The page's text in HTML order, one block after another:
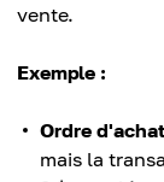
vente.
Exemple :
Ordre d'achat
mais la